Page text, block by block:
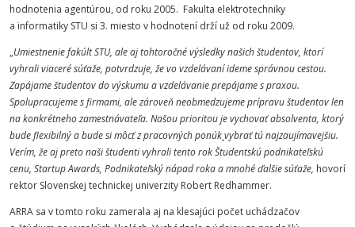
hodnotenia agentúrou, od roku 2005. Fakulta elektrotechniky
a informatiky STU si 3. miesto v hodnotení drží už od roku 2009.
„Umiestnenie fakúlt STU, ale aj tohtoročné výsledky našich študentov, ktorí
vyhrali viaceré súťaže, potvrdzuje, že vo vzdelávaní ideme správnou cestou.
Zapájame študentov do výskumu a vzdelávanie prepájame s praxou.
Spolupracujeme s firmami, ale zároveň neobmedzujeme prípravu študentov len
na konkrétneho zamestnávateľa. Našou prioritou je vychovať absolventa, ktorý
bude flexibilný a bude si môcť z pracovných ponúkvybrať tú najzaujímavejšiu.
Verím, že aj preto naši študenti vyhrali tento rok Študentskú podnikateľskú
cenu, Startup Awards, Podnikateľský nápad roka a mnohé ďalšie súťaže, hovorí
rektor Slovenskej technickej univerzity Robert Redhammer.
ARRA sa v tomto roku zamerala aj na klesajúci počet uchádzačov